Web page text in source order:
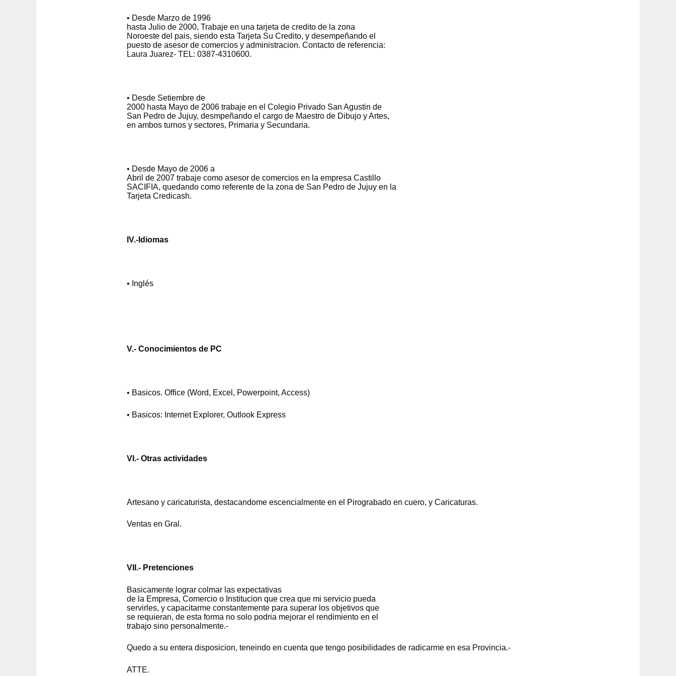
• Desde Marzo de 1996
hasta Julio de 2000, Trabaje en una tarjeta de credito de la zona
Noroeste del pais, siendo esta Tarjeta Su Credito, y desempeñando el
puesto de asesor de comercios y administracion. Contacto de referencia:
Laura Juarez- TEL: 0387-4310600.
• Desde Setiembre de
2000 hasta Mayo de 2006 trabaje en el Colegio Privado San Agustin de
San Pedro de Jujuy, desmpeñando el cargo de Maestro de Dibujo y Artes,
en ambos turnos y sectores, Primaria y Secundaria.
• Desde Mayo de 2006 a
Abril de 2007 trabaje como asesor de comercios en la empresa Castillo
SACIFIA, quedando como referente de la zona de San Pedro de Jujuy en la
Tarjeta Credicash.
IV.-Idiomas
• Inglés
V.- Conocimientos de PC
• Basicos. Office (Word, Excel, Powerpoint, Access)
• Basicos: Internet Explorer, Outlook Express
VI.- Otras actividades
Artesano y caricaturista, destacandome escencialmente en el Pirograbado en cuero, y Caricaturas.
Ventas en Gral.
VII.- Pretenciones
Basicamente lograr colmar las expectativas
de la Empresa, Comercio o Institucion que crea que mi servicio pueda
servirles, y capacitarme constantemente para superar los objetivos que
se requieran, de esta forma no solo podria mejorar el rendimiento en el
trabajo sino personalmente.-
Quedo a su entera disposicion, teneindo en cuenta que tengo posibilidades de radicarme en esa Provincia.-
ATTE.